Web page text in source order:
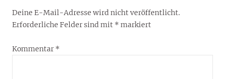
Deine E-Mail-Adresse wird nicht veröffentlicht.
Erforderliche Felder sind mit * markiert
Kommentar *